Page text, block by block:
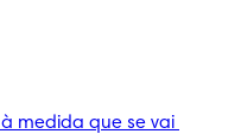
medida que se vai